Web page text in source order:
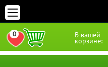
В вашей
корзине:
0
ПЕРЕЙТИ В ИЗБРАННОЕ